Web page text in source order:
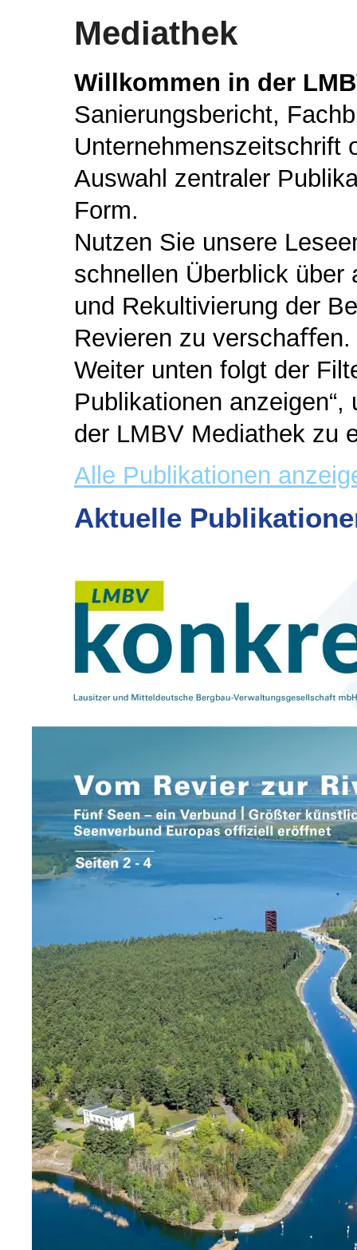
Mediathek
Willkommen in der
Sanierungsbericht,
Unternehmenszeitschrift
Auswahl zentraler
Form.
Nutzen Sie unsere
schnellen Überblick über
und Rekultivierung der
Revieren zu verschaﬀen.
Weiter unten folgt der
Publikationen
der LMBV Mediathek zu
Alle Publikationen
Aktuelle